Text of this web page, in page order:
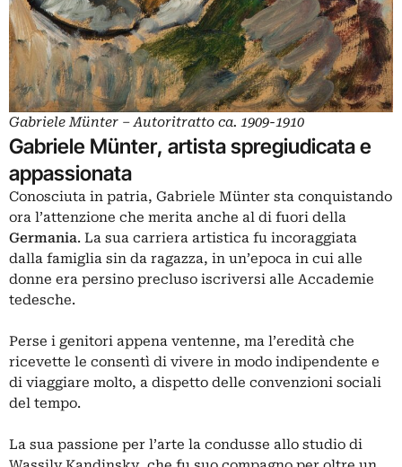
Gabriele Münter – Autoritratto ca. 1909-1910
Gabriele Münter, artista spregiudicata e
appassionata
Conosciuta in patria, Gabriele Münter sta conquistando
ora l’attenzione che merita anche al di fuori della
Germania. La sua carriera artistica fu incoraggiata
dalla famiglia sin da ragazza, in un’epoca in cui alle
donne era persino precluso iscriversi alle Accademie
tedesche.
Perse i genitori appena ventenne, ma l’eredità che
ricevette le consentì di vivere in modo indipendente e
di viaggiare molto, a dispetto delle convenzioni sociali
del tempo.
La sua passione per l’arte la condusse allo studio di